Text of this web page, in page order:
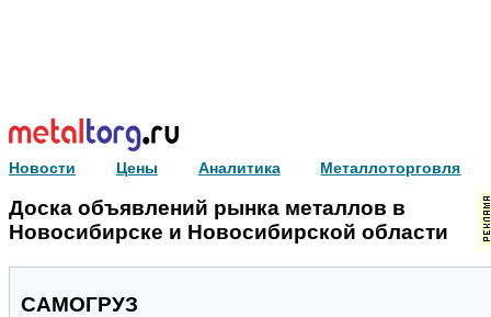
Новости Цены Аналитика Металлоторговля
Доска объявлений рынка металлов в
Новосибирске и Новосибирской области
САМОГРУЗ